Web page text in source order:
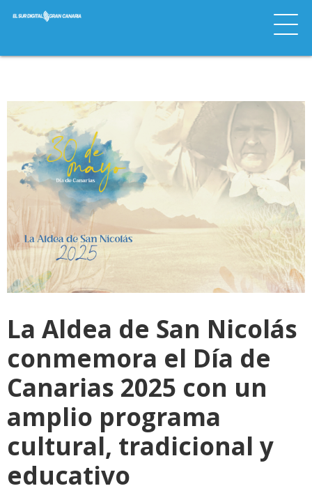
La Aldea de San Nicolás
conmemora el Día de
Canarias 2025 con un
amplio programa
cultural, tradicional y
educativo